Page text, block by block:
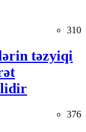
310
təzyiqi
376